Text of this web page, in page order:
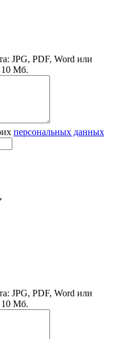
JPG, PDF, Word или
10 Мб.
персональных данных
JPG, PDF, Word или
10 Мб.